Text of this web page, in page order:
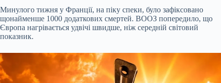
Минулого тижня у Франції, на піку спеки, було зафіксовано
щонайменше 1000 додаткових смертей. ВООЗ попередило, що
Європа нагрівається удвічі швидше, ніж середній світовий
показник.